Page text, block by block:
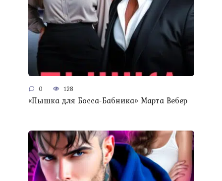
0 128
«Пышка для Босса-Бабника» Марта Вебер